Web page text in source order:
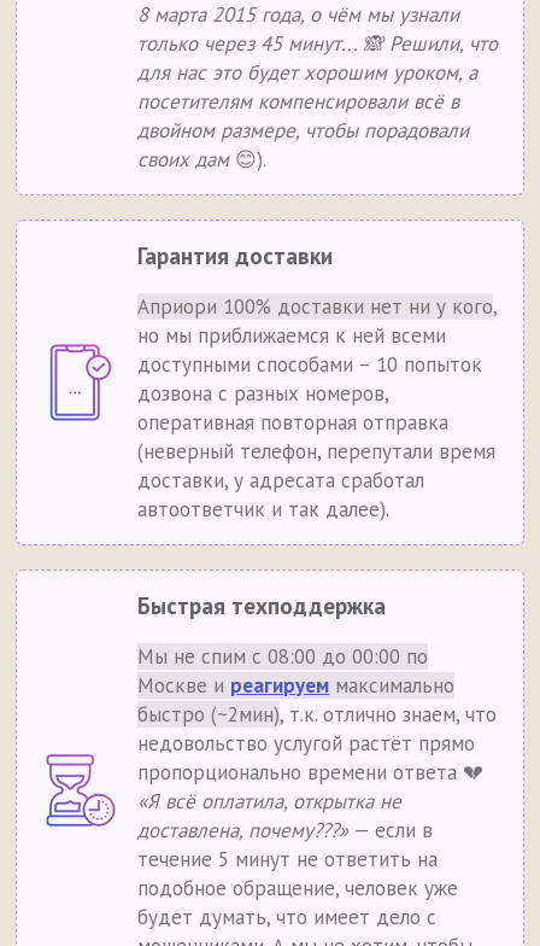
8 марта 2015 года, о чём мы узнали
только через 45 минут... 🙈 Решили, что
для нас это будет хорошим уроком, а
посетителям компенсировали всё в
двойном размере, чтобы порадовали
своих дам😊).
Гарантия доставки
Априори 100% доставки нет ни у кого,
но мы приближаемся к ней всеми
доступными способами – 10 попыток
дозвона с разных номеров,
оперативная повторная отправка
(неверный телефон, перепутали время
доставки, у адресата сработал
автоответчик и так далее).
Быстрая техподдержка
Мы не спим с 08:00 до 00:00 по
Москве и реагируем максимально
быстро (~2мин), т.к. отлично знаем, что
недовольство услугой растёт прямо
пропорционально времени ответа 💔
«Я всё оплатила, открытка не
доставлена, почему???»— если в
течение 5 минут не ответить на
подобное обращение, человек уже
будет думать, что имеет дело с